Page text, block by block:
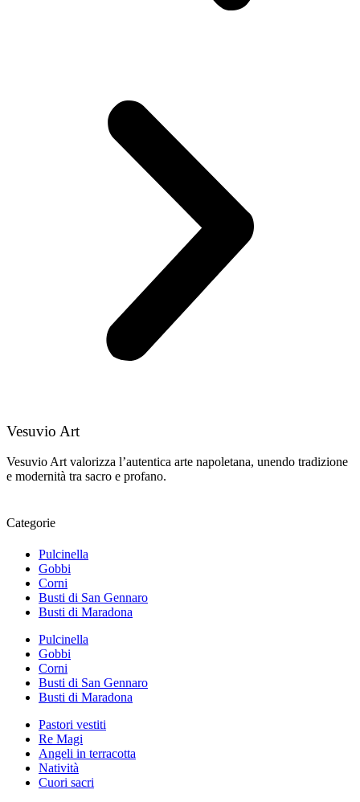
Vesuvio Art
Vesuvio Art valorizza l’autentica arte napoletana, unendo tradizione
e modernità tra sacro e profano.
Categorie
Pulcinella
Gobbi
Corni
Busti di San Gennaro
Busti di Maradona
Pulcinella
Gobbi
Corni
Busti di San Gennaro
Busti di Maradona
Pastori vestiti
Re Magi
Angeli in terracotta
Natività
Cuori sacri